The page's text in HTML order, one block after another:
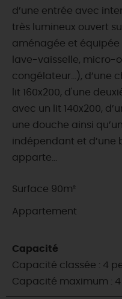
d’une entrée avec
très lumineux ouvert
aménagée et
lave-vaisselle, micro-
congélateur…), d’une
lit 160x200, d'une
avec un lit 140x200,
une douche ainsi
indépendant et d’une
apparte...
Surface 90m²
Appartement
Capacité
Capacité classée : 4
Capacité maximum : 4